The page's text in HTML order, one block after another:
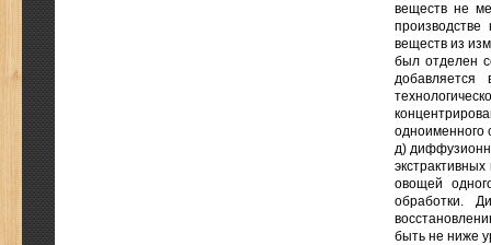
веществ не
веществ из
был отделен
добавляется
одноименного
д)
овощей
обработки.
быть не ниже